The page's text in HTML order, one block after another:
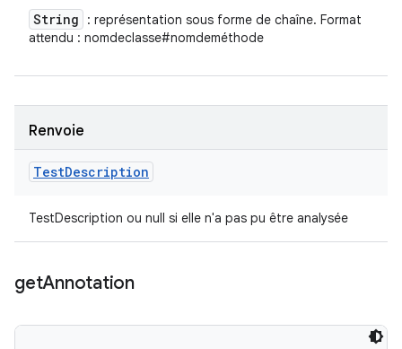
String
: représentation sous forme de chaîne. Format
attendu : nomdeclasse#nomdeméthode
Renvoie
TestDescription
TestDescription ou null si elle n'a pas pu être analysée
getAnnotation